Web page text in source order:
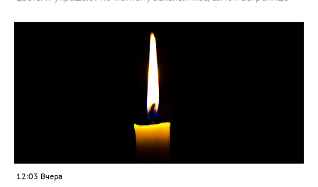
силы перед долгой зимовкой.
12:03 Вчера